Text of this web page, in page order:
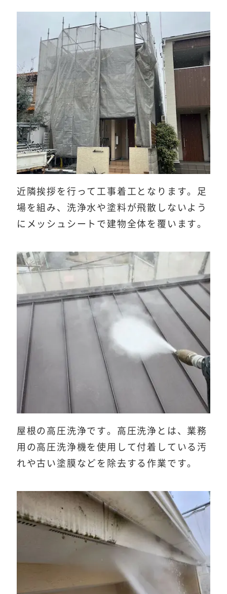
近隣挨拶を行って工事着工となります。足
場を組み、洗浄水や塗料が飛散しないよう
にメッシュシートで建物全体を覆います。
屋根の高圧洗浄です。高圧洗浄とは、業務
用の高圧洗浄機を使用して付着している汚
れや古い塗膜などを除去する作業です。